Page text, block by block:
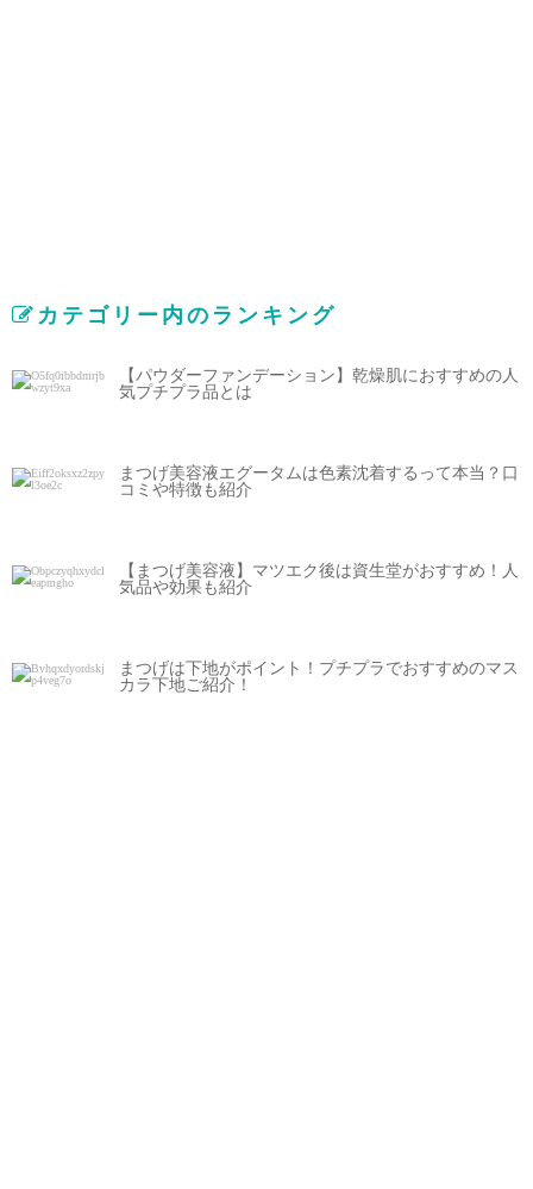
カテゴリー内のランキング
【パウダーファンデーション】乾燥肌におすすめの人
気プチプラ品とは
まつげ美容液エグータムは色素沈着するって本当？口
コミや特徴も紹介
【まつげ美容液】マツエク後は資生堂がおすすめ！人
気品や効果も紹介
まつげは下地がポイント！プチプラでおすすめのマス
カラ下地ご紹介！